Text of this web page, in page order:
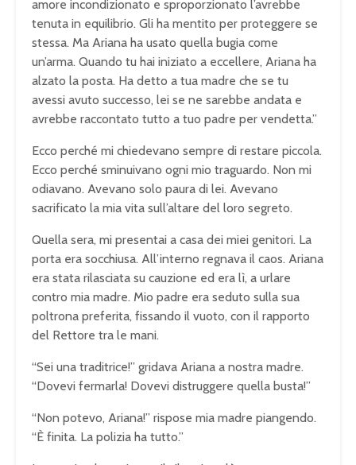
amore incondizionato e sproporzionato l’avrebbe
tenuta in equilibrio. Gli ha mentito per proteggere se
stessa. Ma Ariana ha usato quella bugia come
un’arma. Quando tu hai iniziato a eccellere, Ariana ha
alzato la posta. Ha detto a tua madre che se tu
avessi avuto successo, lei se ne sarebbe andata e
avrebbe raccontato tutto a tuo padre per vendetta.”
Ecco perché mi chiedevano sempre di restare piccola.
Ecco perché sminuivano ogni mio traguardo. Non mi
odiavano. Avevano solo paura di lei. Avevano
sacrificato la mia vita sull’altare del loro segreto.
Quella sera, mi presentai a casa dei miei genitori. La
porta era socchiusa. All’interno regnava il caos. Ariana
era stata rilasciata su cauzione ed era lì, a urlare
contro mia madre. Mio padre era seduto sulla sua
poltrona preferita, fissando il vuoto, con il rapporto
del Rettore tra le mani.
“Sei una traditrice!” gridava Ariana a nostra madre.
“Dovevi fermarla! Dovevi distruggere quella busta!”
“Non potevo, Ariana!” rispose mia madre piangendo.
“È finita. La polizia ha tutto.”